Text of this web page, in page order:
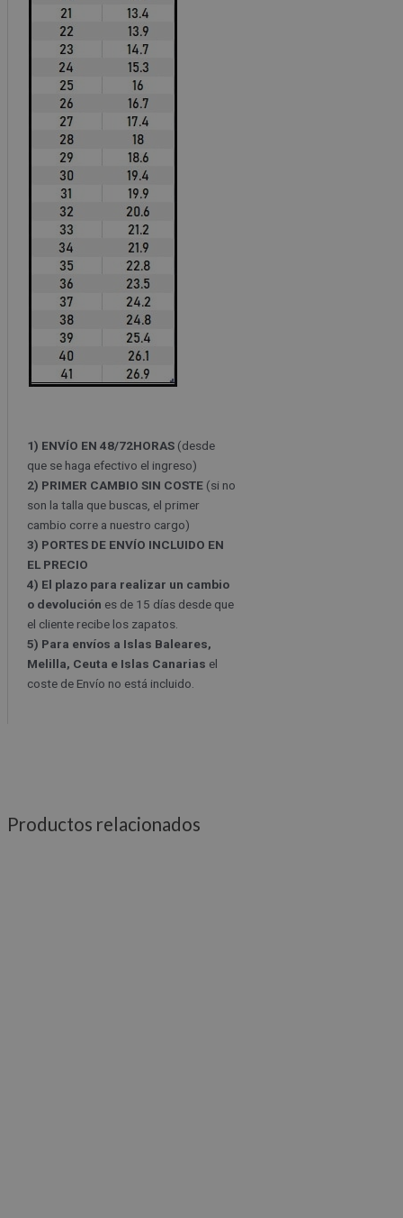
1) ENVÍO EN 48/72HORAS(desde
que se haga efectivo el ingreso)
2) PRIMER CAMBIO SIN COSTE(si no
son la talla que buscas, el primer
cambio corre a nuestro cargo)
3) PORTES DE ENVÍO INCLUIDO EN
EL PRECIO
4) El plazo para realizar un cambio
o devolución es de 15 días desde que
el cliente recibe los zapatos.
5) Para envíos a Islas Baleares,
Melilla, Ceuta e Islas Canarias el
coste de Envío no está incluido.
Productos relacionados